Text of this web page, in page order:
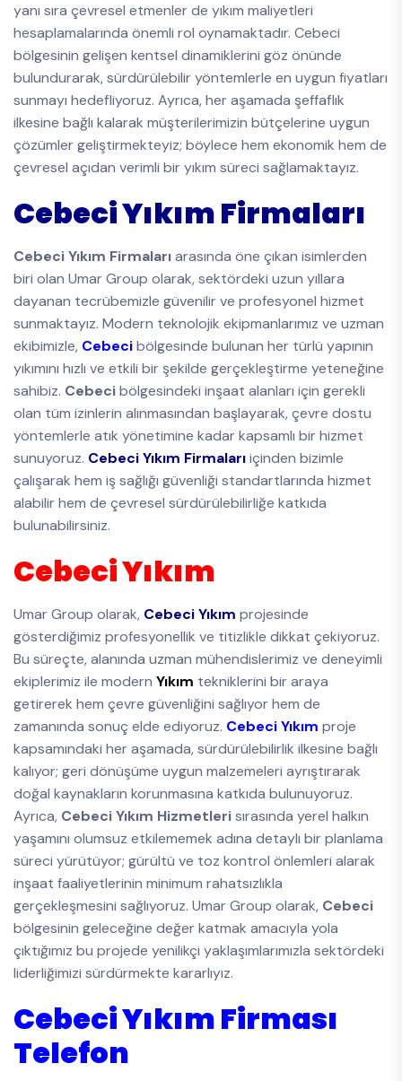
yanı sıra çevresel etmenler de yıkım maliyetleri
hesaplamalarında önemli rol oynamaktadır. Cebeci
bölgesinin gelişen kentsel dinamiklerini göz önünde
bulundurarak, sürdürülebilir yöntemlerle en uygun fiyatları
sunmayı hedefliyoruz. Ayrıca, her aşamada şeffaflık
ilkesine bağlı kalarak müşterilerimizin bütçelerine uygun
çözümler geliştirmekteyiz; böylece hem ekonomik hem de
çevresel açıdan verimli bir yıkım süreci sağlamaktayız.
Cebeci Yıkım Firmaları
Cebeci Yıkım Firmalarıarasında öne çıkan isimlerden
biri olan Umar Group olarak, sektördeki uzun yıllara
dayanan tecrübemizle güvenilir ve profesyonel hizmet
sunmaktayız. Modern teknolojik ekipmanlarımız ve uzman
ekibimizle, Cebecibölgesinde bulunan her türlü yapının
yıkımını hızlı ve etkili bir şekilde gerçekleştirme yeteneğine
sahibiz. Cebecibölgesindeki inşaat alanları için gerekli
olan tüm izinlerin alınmasından başlayarak, çevre dostu
yöntemlerle atık yönetimine kadar kapsamlı bir hizmet
sunuyoruz. Cebeci Yıkım Firmalarıiçinden bizimle
çalışarak hem iş sağlığı güvenliği standartlarında hizmet
alabilir hem de çevresel sürdürülebilirliğe katkıda
bulunabilirsiniz.
Cebeci Yıkım
Umar Group olarak, Cebeci Yıkım projesinde
gösterdiğimiz profesyonellik ve titizlikle dikkat çekiyoruz.
Bu süreçte, alanında uzman mühendislerimiz ve deneyimli
ekiplerimiz ile modern Yıkım tekniklerini bir araya
getirerek hem çevre güvenliğini sağlıyor hem de
zamanında sonuç elde ediyoruz. Cebeci Yıkım proje
kapsamındaki her aşamada, sürdürülebilirlik ilkesine bağlı
kalıyor; geri dönüşüme uygun malzemeleri ayrıştırarak
doğal kaynakların korunmasına katkıda bulunuyoruz.
Ayrıca, Cebeci Yıkım Hizmetlerisırasında yerel halkın
yaşamını olumsuz etkilememek adına detaylı bir planlama
süreci yürütüyor; gürültü ve toz kontrol önlemleri alarak
inşaat faaliyetlerinin minimum rahatsızlıkla
gerçekleşmesini sağlıyoruz. Umar Group olarak, Cebeci
bölgesinin geleceğine değer katmak amacıyla yola
çıktığımız bu projede yenilikçi yaklaşımlarımızla sektördeki
liderliğimizi sürdürmekte kararlıyız.
Cebeci Yıkım Firması
Telefon